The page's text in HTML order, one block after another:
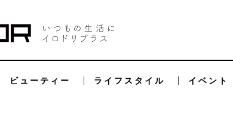
ビューティー ライフスタイル イベント